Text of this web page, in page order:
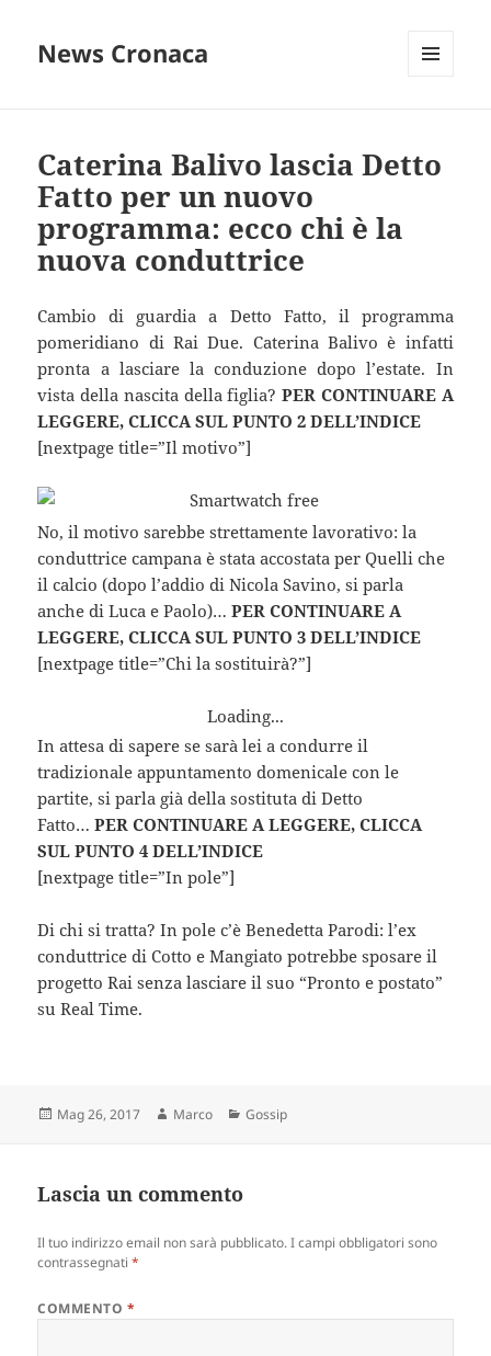
News Cronaca
Caterina Balivo lascia Detto
Fatto per un nuovo
programma: ecco chi è la
nuova conduttrice
Cambio di guardia a Detto Fatto, il programma
pomeridiano di Rai Due. Caterina Balivo è infatti
pronta a lasciare la conduzione dopo l’estate. In
vista della nascita della figlia?PER CONTINUARE A
LEGGERE, CLICCA SUL PUNTO 2 DELL’INDICE
[nextpage title=”Il motivo”]
No, il motivo sarebbe strettamente lavorativo: la
conduttrice campana è stata accostata per Quelli che
il calcio (dopo l’addio di Nicola Savino, si parla
anche di Luca e Paolo)…PER CONTINUARE A
LEGGERE, CLICCA SUL PUNTO 3 DELL’INDICE
[nextpage title=”Chi la sostituirà?”]
Loading...
In attesa di sapere se sarà lei a condurre il
tradizionale appuntamento domenicale con le
partite, si parla già della sostituta di Detto
Fatto…PER CONTINUARE A LEGGERE, CLICCA
SUL PUNTO 4 DELL’INDICE
[nextpage title=”In pole”]
Di chi si tratta? In pole c’è Benedetta Parodi: l’ex
conduttrice di Cotto e Mangiato potrebbe sposare il
progetto Rai senza lasciare il suo “Pronto e postato”
su Real Time.
Scritto
Mag 26, 2017 Autore
Marco Categorie
Gossip
Lascia un commento
Il tuo indirizzo email non sarà pubblicato. I campi obbligatori sono
contrassegnati*
COMMENTO *